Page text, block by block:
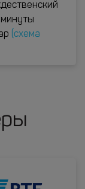
(схема